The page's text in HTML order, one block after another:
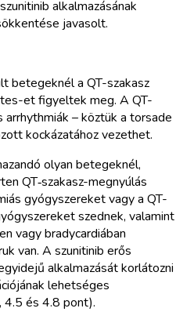
alkalmazásának
javasolt.
betegeknél a QT-szakasz
et figyeltek meg. A QT-
arrhythmiák – köztük a torsade
kockázatához vezethet.
olyan betegeknél,
QT‑szakasz-megnyúlás
gyógyszereket vagy a QT-
szednek, valamint
vagy bradycardiában
van. A szunitinib erős
alkalmazását korlátozni
lehetséges
4.5 és 4.8 pont).